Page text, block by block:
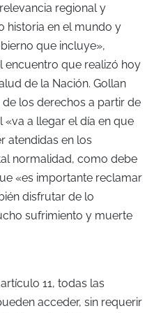
regional y
historia en el mundo y
que incluye»,
encuentro que realizó hoy
de la Nación. Gollan
los derechos a partir de
a llegar el día en que
atendidas en los
normalidad, como debe
«es importante reclamar
disfrutar de lo
sufrimiento y muerte
11, todas las
acceder, sin requerir